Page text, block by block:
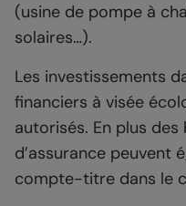
(usine de pompe à
solaires…).
Les investissements
financiers à visée
autorisés. En plus
d’assurance peuvent
compte-titre dans le